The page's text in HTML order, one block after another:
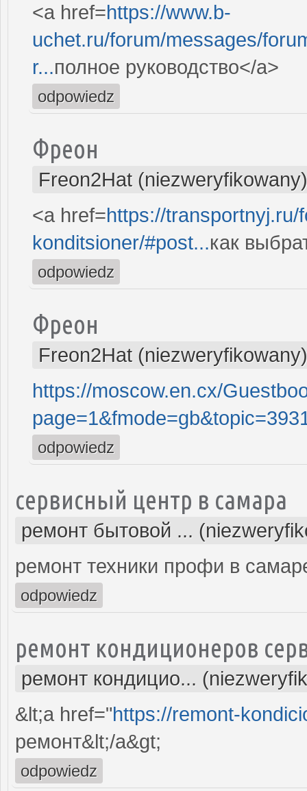
<a href=https://www.b-
uchet.ru/forum/messages/
r...полное руководство</a>
odpowiedz
Фреон
Freon2Hat (niezweryfikowany)
<a href=https://
konditsioner/#post...как
odpowiedz
Фреон
Freon2Hat (niezweryfikowany)
https://moscow.en.cx/
odpowiedz
сервисный центр в самара
ремонт бытовой ...
ремонт техники профи в
odpowiedz
ремонт кондиционеров
ремонт кондицио...
&lt;a href="https://remont-
ремонт&lt;/a&gt;
odpowiedz